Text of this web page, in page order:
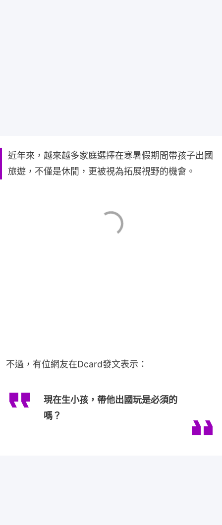
近年來，越來越多家庭選擇在寒暑假期間帶孩子出國
旅遊，不僅是休閒，更被視為拓展視野的機會。
不過，有位網友在Dcard發文表示：
現在生小孩，帶他出國玩是必須的
嗎？